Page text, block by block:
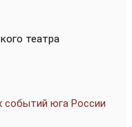
театра
событий юга России